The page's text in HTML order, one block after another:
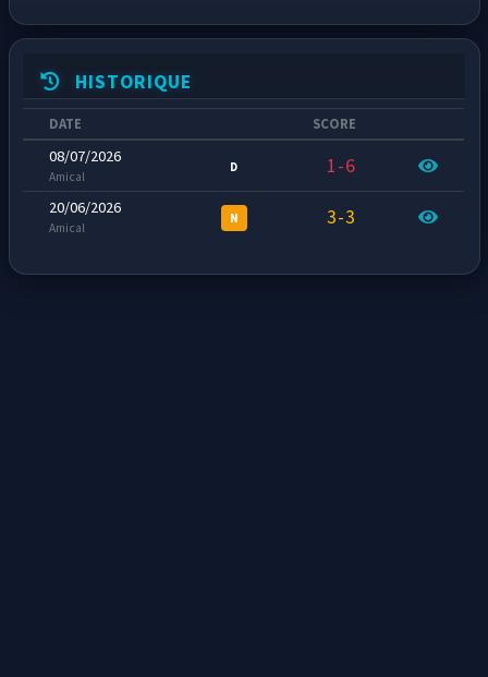
HISTORIQUE
DATE SCORE
08/07/2026
Amical
D 1-6
20/06/2026
Amical
N 3-3